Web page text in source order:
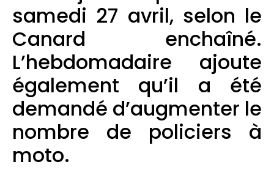
samedi 27 avril, selon le
Canard enchaîné.
L’hebdomadaire ajoute
également qu’il a été
demandé d’augmenter le
nombre de policiers à
moto.